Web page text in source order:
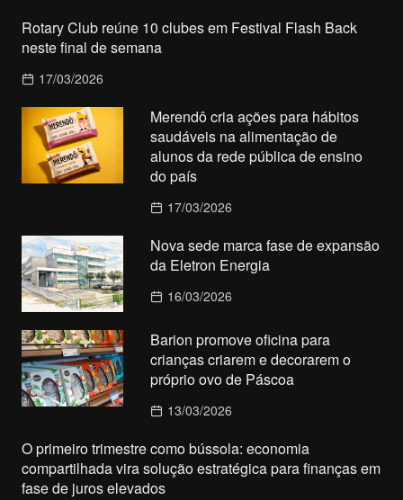
Rotary Club reúne 10 clubes em Festival Flash Back
neste final de semana
17/03/2026
Merendô cria ações para hábitos
saudáveis na alimentação de
alunos da rede pública de ensino
do país
17/03/2026
Nova sede marca fase de expansão
da Eletron Energia
16/03/2026
Barion promove oficina para
crianças criarem e decorarem o
próprio ovo de Páscoa
13/03/2026
O primeiro trimestre como bússola: economia
compartilhada vira solução estratégica para finanças em
fase de juros elevados